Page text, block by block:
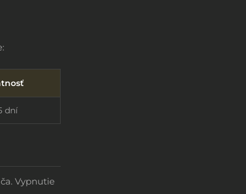
dní
Vypnutie